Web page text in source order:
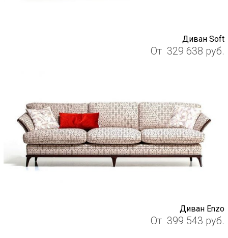
Диван Soft
От 329 638 руб.
Диван Enzo
От 399 543 руб.